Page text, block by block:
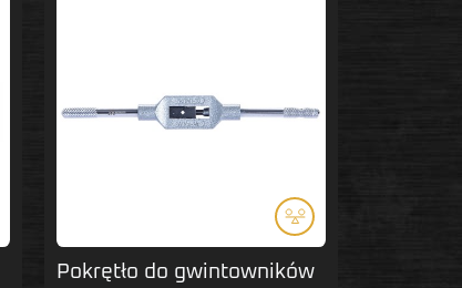
Pokrętło do gwintowników